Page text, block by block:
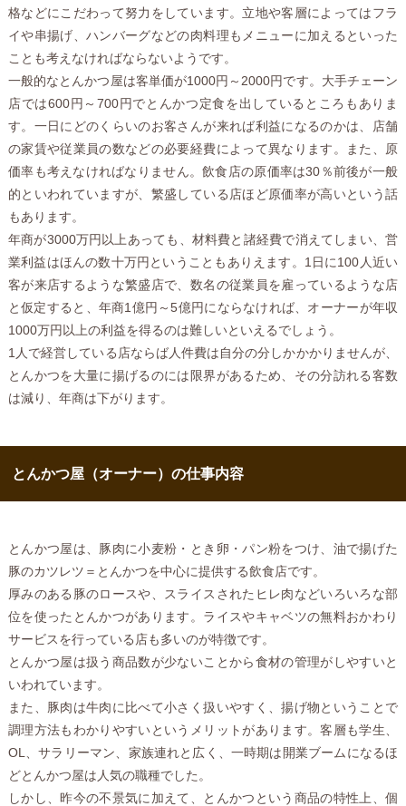
格などにこだわって努力をしています。立地や客層によってはフラ
イや串揚げ、ハンバーグなどの肉料理もメニューに加えるといった
ことも考えなければならないようです。
一般的なとんかつ屋は客単価が1000円～2000円です。大手チェーン
店では600円～700円でとんかつ定食を出しているところもありま
す。一日にどのくらいのお客さんが来れば利益になるのかは、店舗
の家賃や従業員の数などの必要経費によって異なります。また、原
価率も考えなければなりません。飲食店の原価率は30％前後が一般
的といわれていますが、繁盛している店ほど原価率が高いという話
もあります。
年商が3000万円以上あっても、材料費と諸経費で消えてしまい、営
業利益はほんの数十万円ということもありえます。1日に100人近い
客が来店するような繁盛店で、数名の従業員を雇っているような店
と仮定すると、年商1億円～5億円にならなければ、オーナーが年収
1000万円以上の利益を得るのは難しいといえるでしょう。
1人で経営している店ならば人件費は自分の分しかかかりませんが、
とんかつを大量に揚げるのには限界があるため、その分訪れる客数
は減り、年商は下がります。
とんかつ屋（オーナー）の仕事内容
とんかつ屋は、豚肉に小麦粉・とき卵・パン粉をつけ、油で揚げた
豚のカツレツ＝とんかつを中心に提供する飲食店です。
厚みのある豚のロースや、スライスされたヒレ肉などいろいろな部
位を使ったとんかつがあります。ライスやキャベツの無料おかわり
サービスを行っている店も多いのが特徴です。
とんかつ屋は扱う商品数が少ないことから食材の管理がしやすいと
いわれています。
また、豚肉は牛肉に比べて小さく扱いやすく、揚げ物ということで
調理方法もわかりやすいというメリットがあります。客層も学生、
OL、サラリーマン、家族連れと広く、一時期は開業ブームになるほ
どとんかつ屋は人気の職種でした。
しかし、昨今の不景気に加えて、とんかつという商品の特性上、個